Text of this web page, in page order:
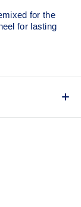
for the
for lasting
shoe is